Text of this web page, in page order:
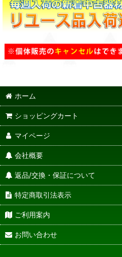
ホーム
ショッピングカート
マイページ
会社概要
返品/交換・保証について
特定商取引法表示
ご利用案内
お問い合わせ